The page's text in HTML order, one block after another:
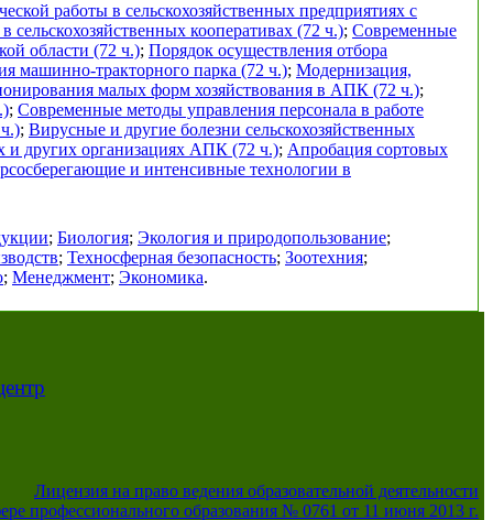
работы в сельскохозяйственных предприятиях с
кооперативах (72 ч.); Современные
области (72 ч.); Порядок осуществления отбора
машинно-тракторного парка (72 ч.); Модернизация,
малых форм хозяйствования в АПК (72 ч.);
; Современные методы управления персонала в работе
; Вирусные и другие болезни сельскохозяйственных
и других организациях АПК (72 ч.); Апробация сортовых
и интенсивные технологии в
; Биология; Экология и природопользование;
; Техносферная безопасность; Зоотехния;
; Менеджмент; Экономика.
Лицензия на право ведения образовательной деятельности
профессионального образования № 0761 от 11 июня 2013 г.